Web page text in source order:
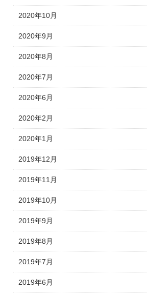
2020年10月
2020年9月
2020年8月
2020年7月
2020年6月
2020年2月
2020年1月
2019年12月
2019年11月
2019年10月
2019年9月
2019年8月
2019年7月
2019年6月